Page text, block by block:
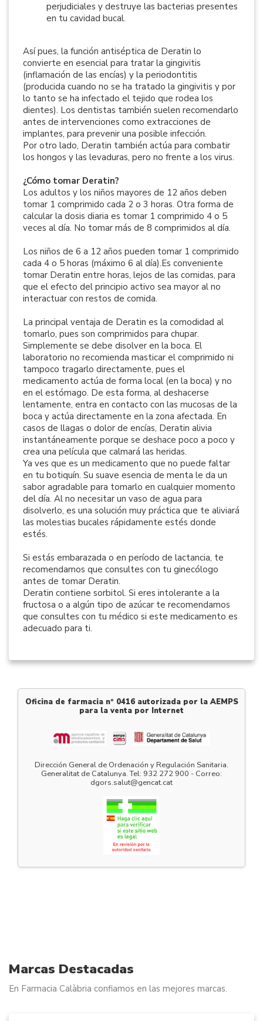
perjudiciales y destruye las bacterias presentes
en tu cavidad bucal.
Así pues, la función antiséptica de Deratin lo
convierte en esencial para tratar la gingivitis
(inflamación de las encías) y la periodontitis
(producida cuando no se ha tratado la gingivitis y por
lo tanto se ha infectado el tejido que rodea los
dientes). Los dentistas también suelen recomendarlo
antes de intervenciones como extracciones de
implantes, para prevenir una posible infección.
Por otro lado, Deratin también actúa para combatir
los hongos y las levaduras, pero no frente a los virus.
¿Cómo tomar Deratin?
Los adultos y los niños mayores de 12 años deben
tomar 1 comprimido cada 2 o 3 horas. Otra forma de
calcular la dosis diaria es tomar 1 comprimido 4 o 5
veces al día. No tomar más de 8 comprimidos al día.
Los niños de 6 a 12 años pueden tomar 1 comprimido
cada 4 o 5 horas (máximo 6 al día).Es conveniente
tomar Deratin entre horas, lejos de las comidas, para
que el efecto del principio activo sea mayor al no
interactuar con restos de comida.
La principal ventaja de Deratin es la comodidad al
tomarlo, pues son comprimidos para chupar.
Simplemente se debe disolver en la boca. El
laboratorio no recomienda masticar el comprimido ni
tampoco tragarlo directamente, pues el
medicamento actúa de forma local (en la boca) y no
en el estómago. De esta forma, al deshacerse
lentamente, entra en contacto con las mucosas de la
boca y actúa directamente en la zona afectada. En
casos de llagas o dolor de encías, Deratin alivia
instantáneamente porque se deshace poco a poco y
crea una película que calmará las heridas.
Ya ves que es un medicamento que no puede faltar
en tu botiquín. Su suave esencia de menta le da un
sabor agradable para tomarlo en cualquier momento
del día. Al no necesitar un vaso de agua para
disolverlo, es una solución muy práctica que te aliviará
las molestias bucales rápidamente estés donde
estés.
Si estás embarazada o en período de lactancia, te
recomendamos que consultes con tu ginecólogo
antes de tomar Deratin.
Deratin contiene sorbitol. Si eres intolerante a la
fructosa o a algún tipo de azúcar te recomendamos
que consultes con tu médico si este medicamento es
adecuado para ti.
Oficina de farmacia nº 0416 autorizada por la AEMPS
para la venta por Internet
Dirección General de Ordenación y Regulación Sanitaria.
Generalitat de Catalunya. Tel: 932 272 900 - Correo:
dgors.salut@gencat.cat
Marcas Destacadas
En Farmacia Calàbria confiamos en las mejores marcas.